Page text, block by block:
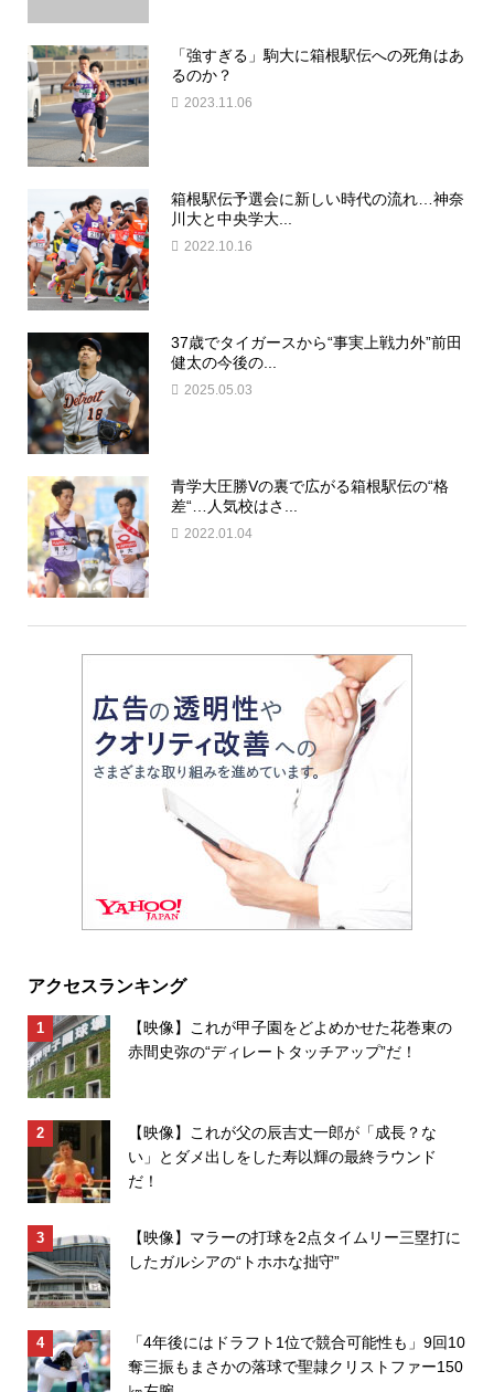
「強すぎる」駒大に箱根駅伝への死角はあ
るのか？
2023.11.06
箱根駅伝予選会に新しい時代の流れ…神奈
川大と中央学大...
2022.10.16
37歳でタイガースから“事実上戦力外”前田
健太の今後の...
2025.05.03
青学大圧勝Vの裏で広がる箱根駅伝の“格
差“…人気校はさ...
2022.01.04
アクセスランキング
【映像】これが甲子園をどよめかせた花巻東の
赤間史弥の“ディレートタッチアップ”だ！
【映像】これが父の辰吉丈一郎が「成長？な
い」とダメ出しをした寿以輝の最終ラウンド
だ！
【映像】マラーの打球を2点タイムリー三塁打に
したガルシアの“トホホな拙守”
「4年後にはドラフト1位で競合可能性も」9回10
奪三振もまさかの落球で聖隷クリストファー150